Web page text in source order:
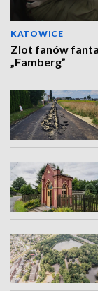
KATOWICE
Zlot fanów
„Famberg”